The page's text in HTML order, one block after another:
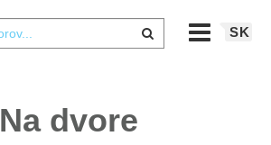
SK
Na dvore